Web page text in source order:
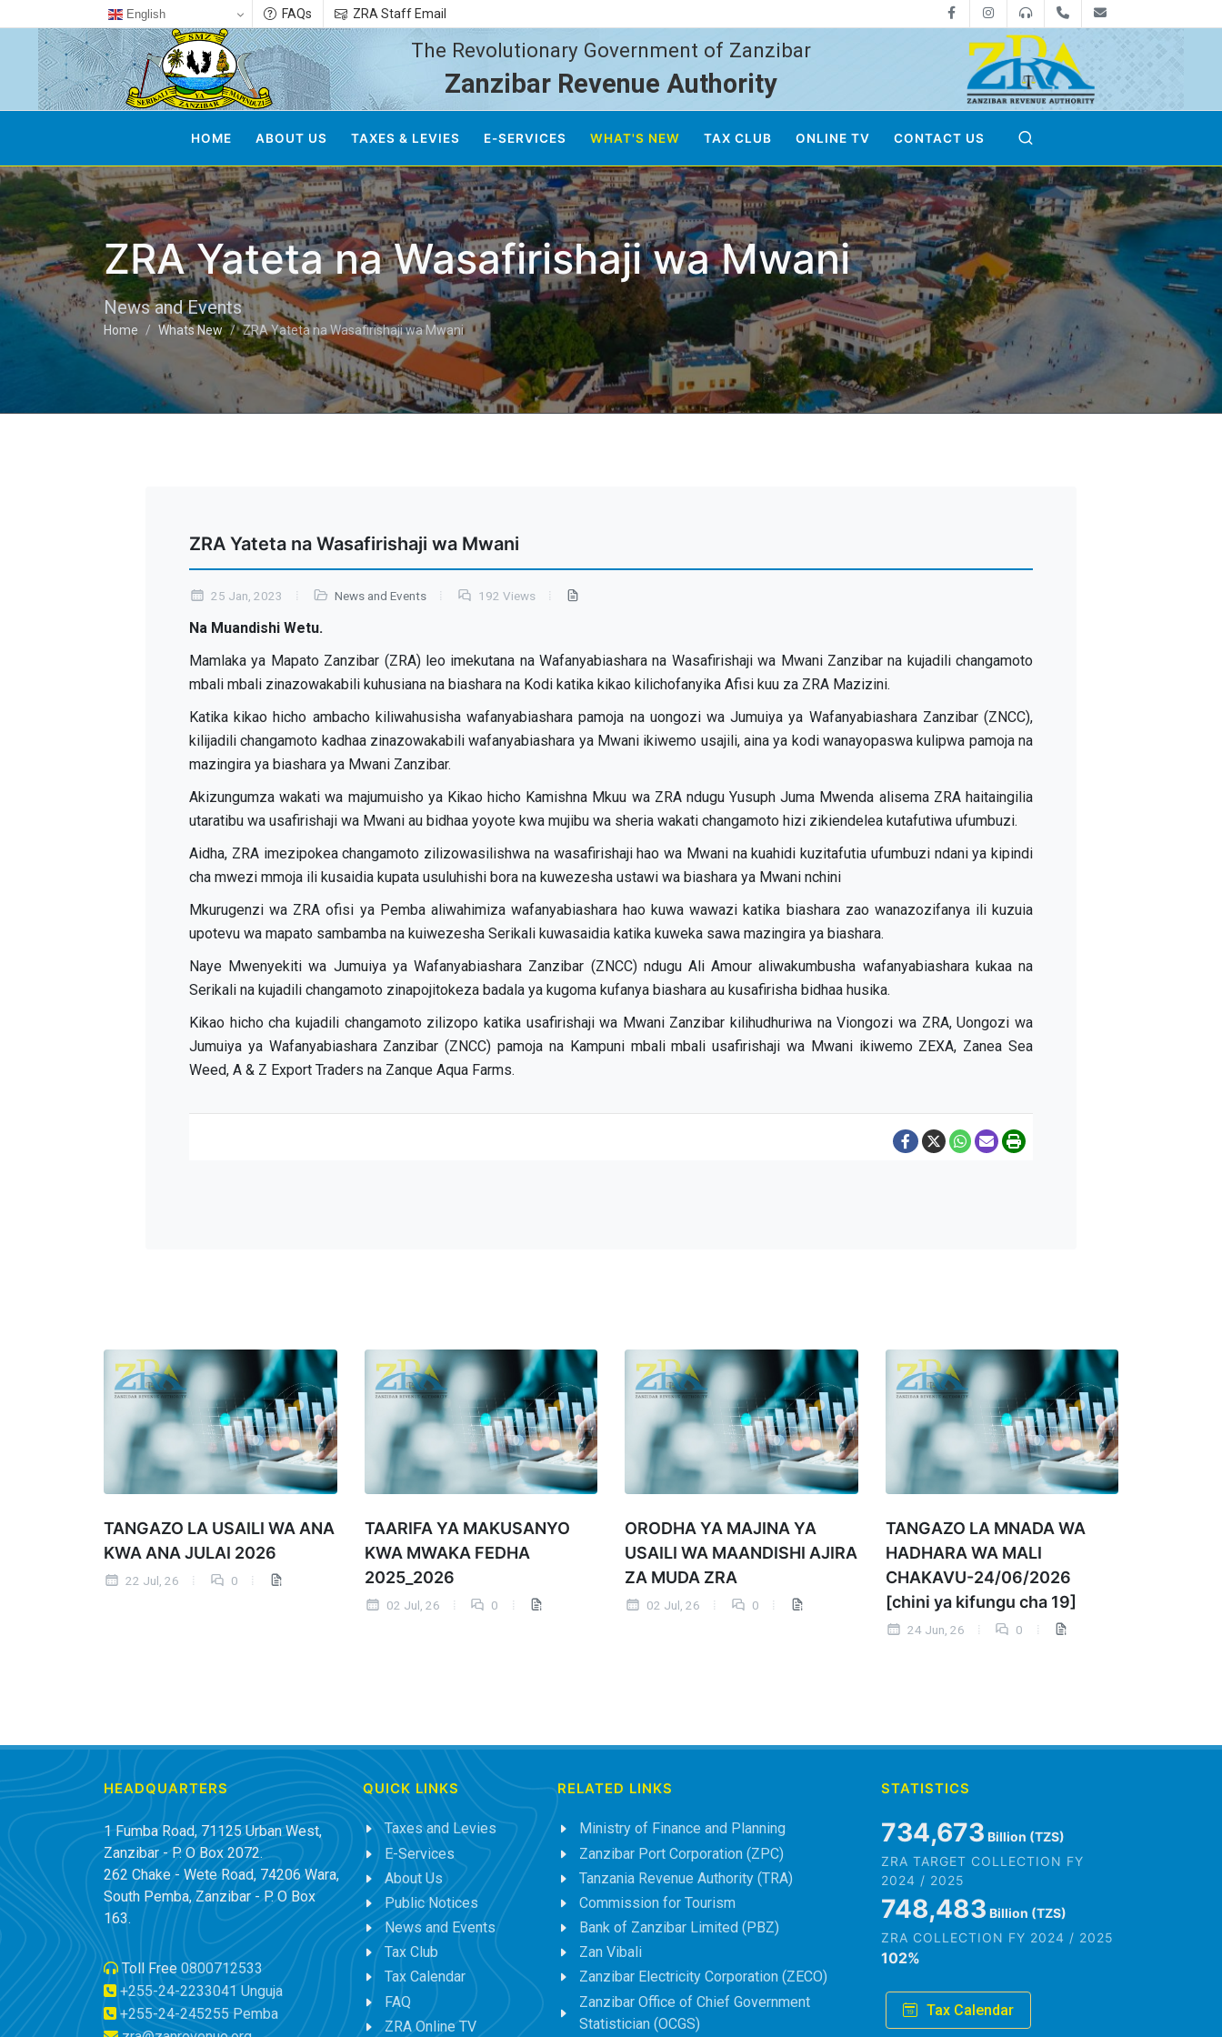
English FAQs ZRA Staff Email FacebookInstagram0800712533+255-24-2233041
The Revolutionary Government of Zanzibar
Zanzibar Revenue Authority
HOME ABOUT US TAXES & LEVIES E-SERVICES WHAT'S NEW TAX CLUB ONLINE TV CONTACT US
ZRA Yateta na Wasafirishaji wa Mwani
News and Events
Home Whats New ZRA Yateta na Wasafirishaji wa Mwani
ZRA Yateta na Wasafirishaji wa Mwani
25 Jan, 2023 News and Events 192 Views
Na Muandishi Wetu.
Mamlaka ya Mapato Zanzibar (ZRA) leo imekutana na Wafanyabiashara na Wasafirishaji wa Mwani Zanzibar na kujadili changamoto
mbali mbali zinazowakabili kuhusiana na biashara na Kodi katika kikao kilichofanyika Afisi kuu za ZRA Mazizini.
Katika kikao hicho ambacho kiliwahusisha wafanyabiashara pamoja na uongozi wa Jumuiya ya Wafanyabiashara Zanzibar (ZNCC),
kilijadili changamoto kadhaa zinazowakabili wafanyabiashara ya Mwani ikiwemo usajili, aina ya kodi wanayopaswa kulipwa pamoja na
mazingira ya biashara ya Mwani Zanzibar.
Akizungumza wakati wa majumuisho ya Kikao hicho Kamishna Mkuu wa ZRA ndugu Yusuph Juma Mwenda alisema ZRA haitaingilia
utaratibu wa usafirishaji wa Mwani au bidhaa yoyote kwa mujibu wa sheria wakati changamoto hizi zikiendelea kutafutiwa ufumbuzi.
Aidha, ZRA imezipokea changamoto zilizowasilishwa na wasafirishaji hao wa Mwani na kuahidi kuzitafutia ufumbuzi ndani ya kipindi
cha mwezi mmoja ili kusaidia kupata usuluhishi bora na kuwezesha ustawi wa biashara ya Mwani nchini
Mkurugenzi wa ZRA ofisi ya Pemba aliwahimiza wafanyabiashara hao kuwa wawazi katika biashara zao wanazozifanya ili kuzuia
upotevu wa mapato sambamba na kuiwezesha Serikali kuwasaidia katika kuweka sawa mazingira ya biashara.
Naye Mwenyekiti wa Jumuiya ya Wafanyabiashara Zanzibar (ZNCC) ndugu Ali Amour aliwakumbusha wafanyabiashara kukaa na
Serikali na kujadili changamoto zinapojitokeza badala ya kugoma kufanya biashara au kusafirisha bidhaa husika.
Kikao hicho cha kujadili changamoto zilizopo katika usafirishaji wa Mwani Zanzibar kilihudhuriwa na Viongozi wa ZRA, Uongozi wa
Jumuiya ya Wafanyabiashara Zanzibar (ZNCC) pamoja na Kampuni mbali mbali usafirishaji wa Mwani ikiwemo ZEXA, Zanea Sea
Weed, A & Z Export Traders na Zanque Aqua Farms.
TANGAZO LA USAILI WA ANA
KWA ANA JULAI 2026
22 Jul, 26 0
TAARIFA YA MAKUSANYO
KWA MWAKA FEDHA
2025_2026
02 Jul, 26 0
ORODHA YA MAJINA YA
USAILI WA MAANDISHI AJIRA
ZA MUDA ZRA
02 Jul, 26 0
TANGAZO LA MNADA WA
HADHARA WA MALI
CHAKAVU-24/06/2026
[chini ya kifungu cha 19]
24 Jun, 26 0
HEADQUARTERS
1 Fumba Road, 71125 Urban West,
Zanzibar - P. O Box 2072.
262 Chake - Wete Road, 74206 Wara,
South Pemba, Zanzibar - P. O Box
163.
Toll Free 0800712533
+255-24-2233041 Unguja
+255-24-245255 Pemba
QUICK LINKS
Taxes and Levies
E-Services
About Us
Public Notices
News and Events
Tax Club
Tax Calendar
FAQ
ZRA Online TV
RELATED LINKS
Ministry of Finance and Planning
Zanzibar Port Corporation (ZPC)
Tanzania Revenue Authority (TRA)
Commission for Tourism
Bank of Zanzibar Limited (PBZ)
Zan Vibali
Zanzibar Electricity Corporation (ZECO)
Zanzibar Office of Chief Government
Statistician (OCGS)
STATISTICS
845,979 Billion (TZS)
ZRA TARGET COLLECTION FY
2024 / 2025
861,882Billion (TZS)
ZRA COLLECTION FY 2024 / 2025
102%
Tax Calendar